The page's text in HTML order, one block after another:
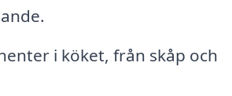
i köket, från skåp och